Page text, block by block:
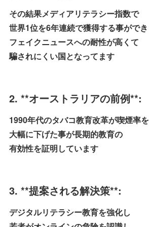
その結果メディアリテラシー指数で
世界1位を6年連続で獲得する事ができ
フェイクニュースへの耐性が高くて
騙されにくい国となってます
2. **オーストラリアの前例**:
1990年代のタバコ教育改革が喫煙率を
大幅に下げた事が長期的教育の
有効性を証明しています
3. **提案される解決策**:
デジタルリテラシー教育を強化し